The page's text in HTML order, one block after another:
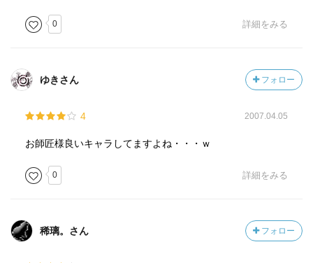
0 詳細をみる
ゆきさん フォロー
4 2007.04.05
お師匠様良いキャラしてますよね・・・ｗ
0 詳細をみる
稀璃。さん フォロー